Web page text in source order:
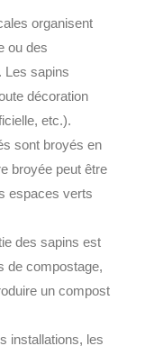
organisent
ou des
Les sapins
décoration
etc.).
sont broyés en
broyée peut être
espaces verts
des sapins est
de compostage,
un compost
installations, les